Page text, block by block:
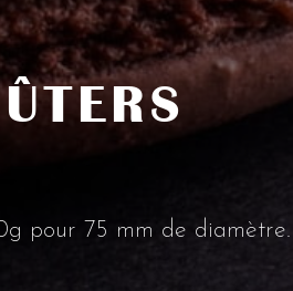
pour 75 mm de diamètre.